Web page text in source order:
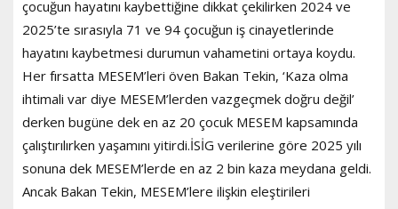
çocuğun hayatını kaybettiğine dikkat çekilirken 2024 ve
2025’te sırasıyla 71 ve 94 çocuğun iş cinayetlerinde
hayatını kaybetmesi durumun vahametini ortaya koydu.
Her fırsatta MESEM’leri öven Bakan Tekin, ‘Kaza olma
ihtimali var diye MESEM’lerden vazgeçmek doğru değil’
derken bugüne dek en az 20 çocuk MESEM kapsamında
çalıştırılırken yaşamını yitirdi.İSİG verilerine göre 2025 yılı
sonuna dek MESEM’lerde en az 2 bin kaza meydana geldi.
Ancak Bakan Tekin, MESEM’lere ilişkin eleştirileri